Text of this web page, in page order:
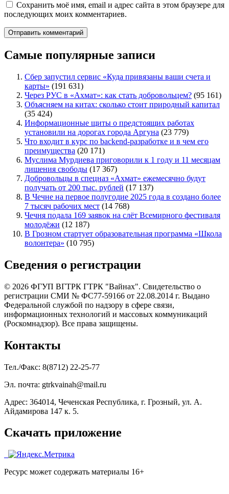
Сохранить моё имя, email и адрес сайта в этом браузере для
последующих моих комментариев.
Самые популярные записи
Сбер запустил сервис «Куда привязаны ваши счета и
карты» (191 631)
Через РУС в «Ахмат»: как стать добровольцем? (95 161)
Объясняем на китах: сколько стоит природный капитал
(35 424)
Информационные щиты о предстоящих работах
установили на дорогах города Аргуна (23 779)
Что входит в курс по backend-разработке и в чем его
преимущества (20 171)
Муслима Мурдиева приговорили к 1 году и 11 месяцам
лишения свободы (17 367)
Добровольцы в спецназ «Ахмат» ежемесячно будут
получать от 200 тыс. рублей (17 137)
В Чечне на первое полугодие 2025 года в создано более
7 тысяч рабочих мест (14 768)
Чечня подала 169 заявок на слёт Всемирного фестиваля
молодёжи (12 187)
В Грозном стартует образовательная программа «Школа
волонтера» (10 795)
Сведения о регистрации
© 2026 ФГУП ВГТРК ГТРК "Вайнах". Свидетельство о
регистрации СМИ № ФС77-59166 от 22.08.2014 г. Выдано
Федеральной службой по надзору в сфере связи,
информационных технологий и массовых коммуникаций
(Роскомнадзор). Все права защищены.
Контакты
Тел./Факс: 8(8712) 22-25-77
Эл. почта: gtrkvainah@mail.ru
Адрес: 364014, Чеченская Республика, г. Грозный, ул. А.
Айдамирова 147 к. 5.
Скачать приложение
Ресурс может содержать материалы 16+